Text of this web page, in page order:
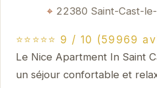
22380 Saint-Cast-
⭐⭐⭐⭐⭐ 9 / 10 (59969
Le Nice Apartment In Saint
un séjour confortable et